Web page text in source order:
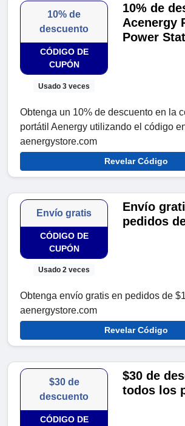
10% de
descuento
CÓDIGO DE
CUPÓN
Usado 3 veces
10% de
Acenergy
Power
Obtenga un 10% de descuento en la
portátil Aenergy utilizando el código
aenergystore.com
Revelar Código
Envío gratis
CÓDIGO DE
CUPÓN
Usado 2 veces
Envío
pedidos
Obtenga envío gratis en pedidos de
aenergystore.com
Revelar Código
$30 de
descuento
CÓDIGO DE
$30 de
todos los